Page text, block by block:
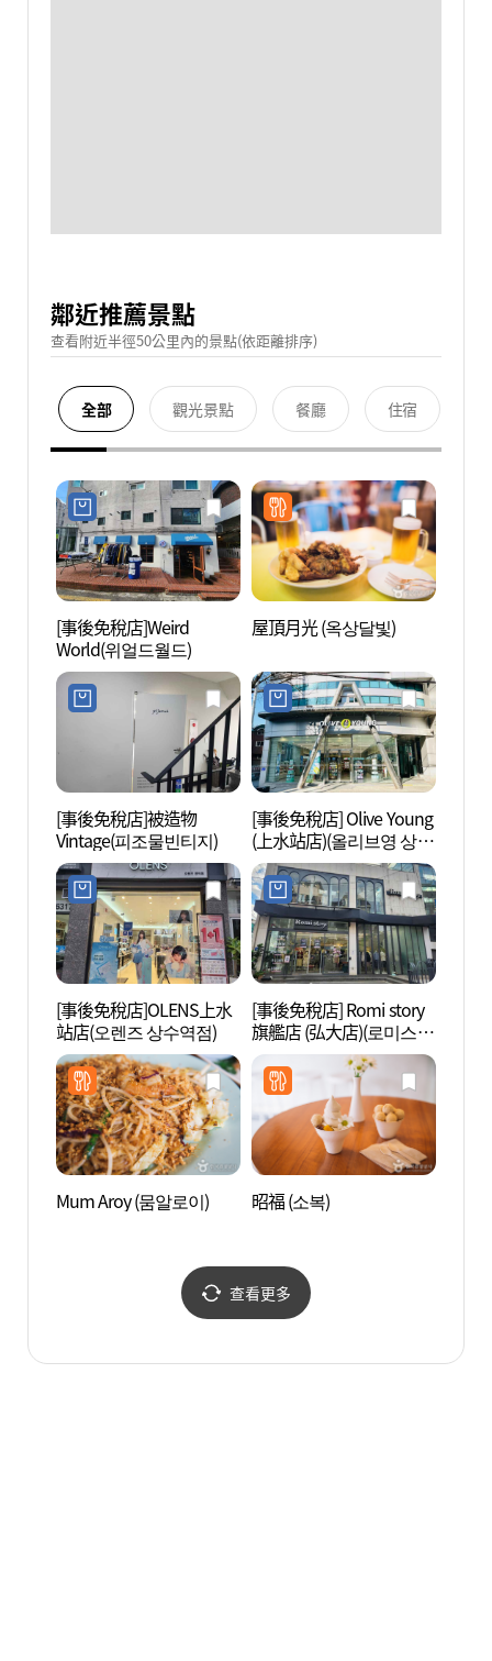
鄰近推薦景點
查看附近半徑50公里內的景點(依距離排序)
全部 觀光景點 餐廳 住宿
[事後免稅店]Weird
World(위얼드월드)
屋頂月光 (옥상달빛)
[事後免稅店]被造物
Vintage(피조물빈티지)
[事後免稅店] Olive Young
(上水站店)(올리브영 상수
역점)
[事後免稅店]OLENS上水
站店(오렌즈 상수역점)
[事後免稅店] Romi story
旗艦店 (弘大店)(로미스토
리 플래그십스토어 홍대
점)
Mum Aroy (뭄알로이) 昭福 (소복)
查看更多